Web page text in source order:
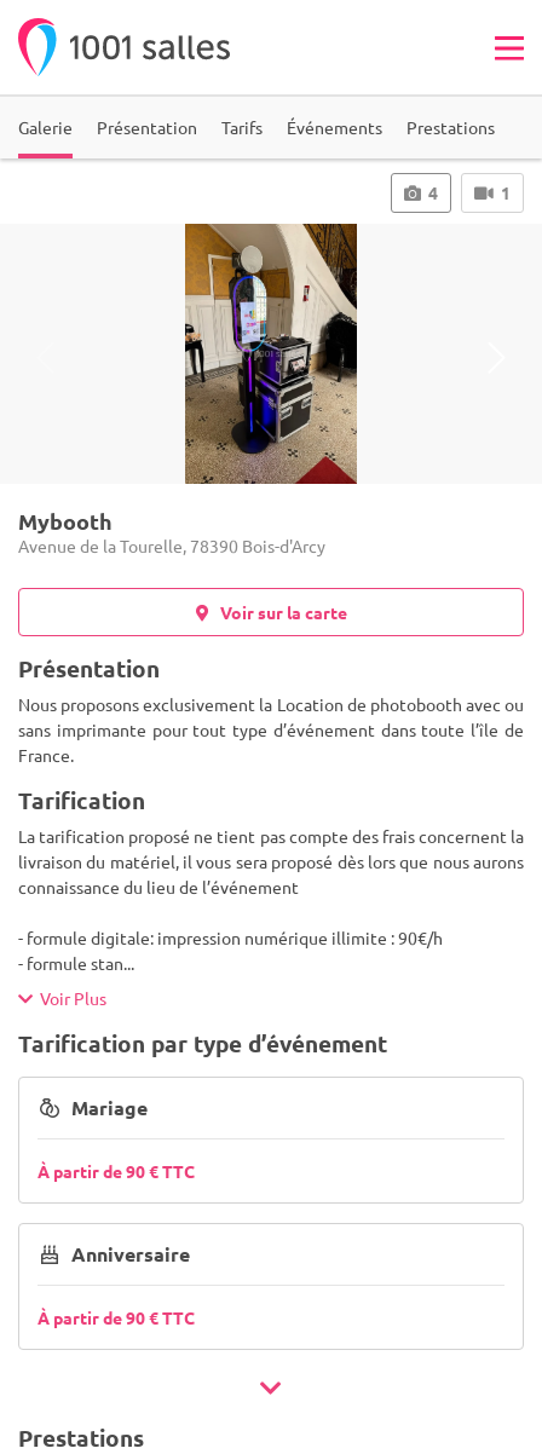
Galerie Présentation Tarifs Événements Prestations
4 1
Mybooth
Avenue de la Tourelle, 78390 Bois-d'Arcy
Voir sur la carte
Présentation
Nous proposons exclusivement la Location de photobooth avec ou
sans imprimante pour tout type d’événement dans toute l’île de
France.
Tarification
La tarification proposé ne tient pas compte des frais concernent la
livraison du matériel, il vous sera proposé dès lors que nous aurons
connaissance du lieu de l’événement
- formule digitale: impression numérique illimite : 90€/h
- formule stan...
Voir Plus
Tarification par type d’événement
Mariage
À partir de 90 € TTC
Anniversaire
À partir de 90 € TTC
Prestations